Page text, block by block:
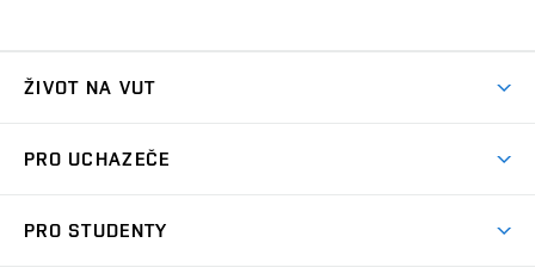
ŽIVOT NA VUT
Koleje
PRO UCHAZEČE
PRO STUDENTY